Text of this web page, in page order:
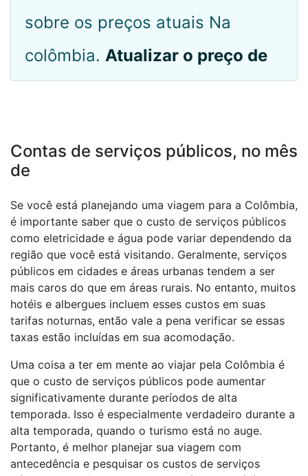
sobre os preços atuais Na
colômbia. Atualizar o preço de
Contas de serviços públicos, no mês
de
Se você está planejando uma viagem para a Colômbia,
é importante saber que o custo de serviços públicos
como eletricidade e água pode variar dependendo da
região que você está visitando. Geralmente, serviços
públicos em cidades e áreas urbanas tendem a ser
mais caros do que em áreas rurais. No entanto, muitos
hotéis e albergues incluem esses custos em suas
tarifas noturnas, então vale a pena verificar se essas
taxas estão incluídas em sua acomodação.
Uma coisa a ter em mente ao viajar pela Colômbia é
que o custo de serviços públicos pode aumentar
significativamente durante períodos de alta
temporada. Isso é especialmente verdadeiro durante a
alta temporada, quando o turismo está no auge.
Portanto, é melhor planejar sua viagem com
antecedência e pesquisar os custos de serviços